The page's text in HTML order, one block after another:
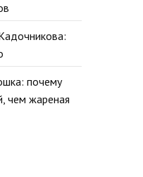
почему
чем жареная